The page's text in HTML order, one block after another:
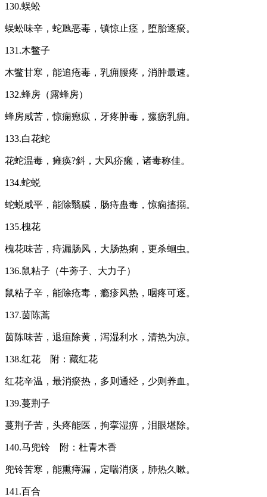
130.蜈蚣
蜈蚣味辛，蛇虺恶毒，镇惊止痉，堕胎逐瘀。
131.木鳖子
木鳖甘寒，能追疮毒，乳痈腰疼，消肿最速。
132.蜂房（露蜂房）
蜂房咸苦，惊痫瘛疭，牙疼肿毒，瘰疬乳痈。
133.白花蛇
花蛇温毒，瘫痪?斜，大风疥癞，诸毒称佳。
134.蛇蜕
蛇蜕咸平，能除翳膜，肠痔蛊毒，惊痫搐搦。
135.槐花
槐花味苦，痔漏肠风，大肠热痢，更杀蛔虫。
136.鼠粘子（牛蒡子、大力子）
鼠粘子辛，能除疮毒，瘾疹风热，咽疼可逐。
137.茵陈蒿
茵陈味苦，退疸除黄，泻湿利水，清热为凉。
138.红花 附：藏红花
红花辛温，最消瘀热，多则通经，少则养血。
139.蔓荆子
蔓荆子苦，头疼能医，拘挛湿痹，泪眼堪除。
140.马兜铃 附：杜青木香
兜铃苦寒，能熏痔漏，定喘消痰，肺热久嗽。
141.百合